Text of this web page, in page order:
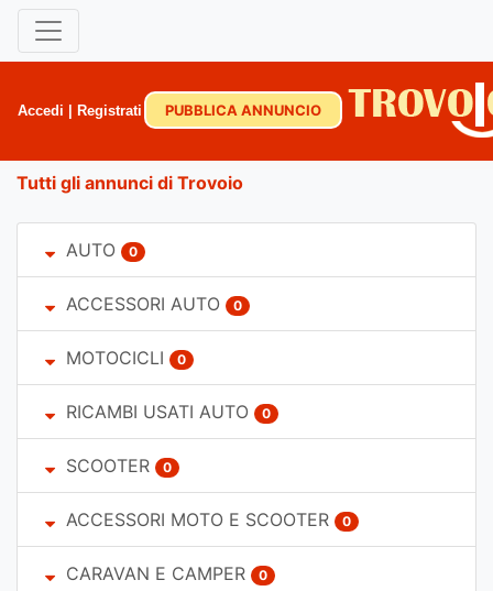
Accedi Registrati PUBBLICA ANNUNCIO
Tutti gli annunci di Trovoio
AUTO 0
ACCESSORI AUTO 0
MOTOCICLI 0
RICAMBI USATI AUTO 0
SCOOTER 0
ACCESSORI MOTO E SCOOTER 0
CARAVAN E CAMPER 0